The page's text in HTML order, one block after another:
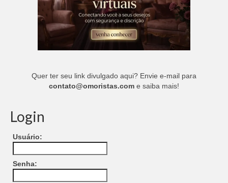
Quer ter seu link divulgado aqui? Envie e-mail para
contato@omoristas.com e saiba mais!
Login
Usuário:
Senha: